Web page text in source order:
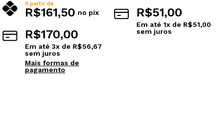
A partir de
R$161,50 no pix
R$170,00
Em até 3x de R$56,67
sem juros
Mais formas de
pagamento
R$51,00
Em até 1x de R$51,00
sem juros